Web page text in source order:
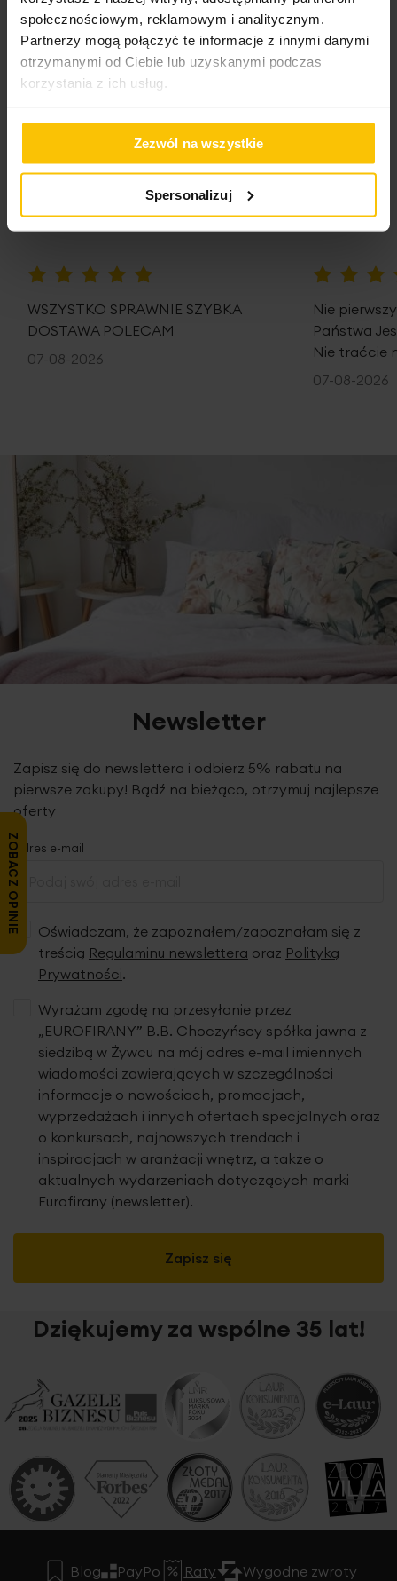
społecznościowym, reklamowym i analitycznym.
Partnerzy mogą połączyć te informacje z innymi danymi
otrzymanymi od Ciebie lub uzyskanymi podczas
korzystania z ich usług.
Zezwól na wszystkie
Spersonalizuj
Opinie potwierdzone zakupem
5%
Na podstawie 28332 opinii. Zobacz niektóre opinie
tutaj.
WSZYSTKO SPRAWNIE SZYBKA
DOSTAWA POLECAM
07-08-2026
Nie
Państwa
Nie traćcie
07-08-2026
Newsletter
Zapisz się do newslettera i odbierz 5% rabatu na
pierwsze zakupy! Bądź na bieżąco, otrzymuj najlepsze
oferty
Adres e-mail
Oświadczam, że zapoznałem/zapoznałam się z
treścią Regulaminu newslettera oraz Polityką
Prywatności.
Zapisz się
Wyrażam zgodę na przesyłanie przez
„EUROFIRANY” B.B. Choczyńscy spółka jawna z
siedzibą w Żywcu na mój adres e-mail imiennych
wiadomości zawierających w szczególności
informacje o nowościach, promocjach,
wyprzedażach i innych ofertach specjalnych oraz
o konkursach, najnowszych trendach i
inspiracjach w aranżacji wnętrz, a także o
aktualnych wydarzeniach dotyczących marki
Eurofirany (newsletter).
Dziękujemy za wspólne 35 lat!
Blog PayPo Raty Wygodne zwroty
ZOBACZ OPINIE